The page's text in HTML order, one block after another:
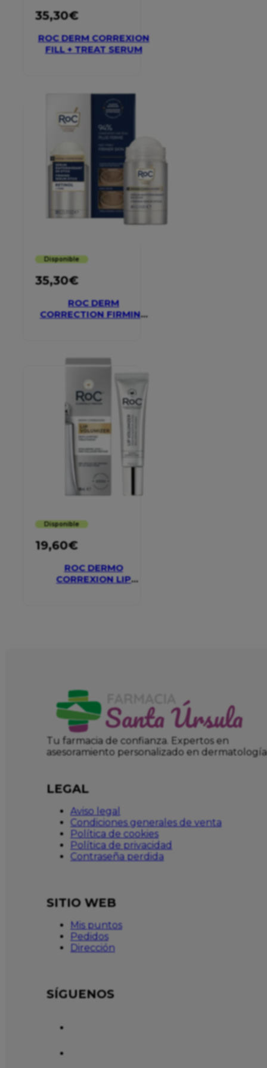
35,30€
ROC DERM CORREXION
FILL + TREAT SERUM
Disponible
35,30€
ROC DERM
CORRECTION FIRMING
Disponible
19,60€
ROC DERMO
CORREXION LIP
Tu farmacia de confianza. Expertos en
asesoramiento personalizado en dermatología
LEGAL
Aviso legal
Condiciones generales de venta
Política de cookies
Política de privacidad
Contraseña perdida
SITIO WEB
Mis puntos
Pedidos
Dirección
SÍGUENOS